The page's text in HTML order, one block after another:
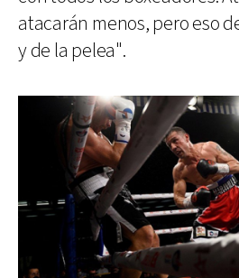
atacarán menos, pero eso
y de la pelea".